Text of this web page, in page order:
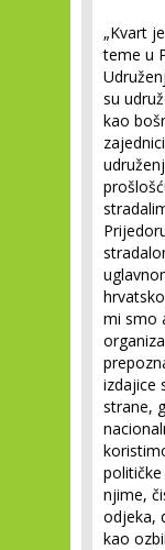
„Kvart
teme u
su
kao
mi smo
izdajice
strane,
njime,
odjeka,
kao